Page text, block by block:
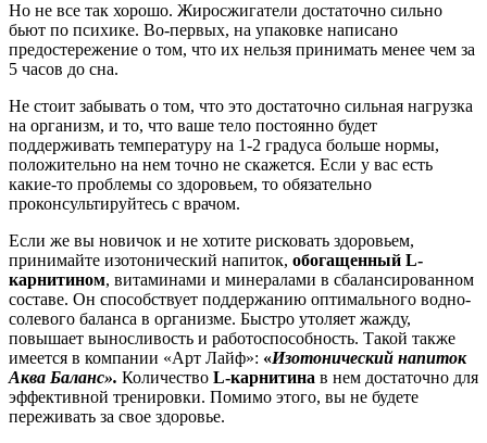
Но не все так хорошо. Жиросжигатели достаточно сильно
бьют по психике. Во-первых, на упаковке написано
предостережение о том, что их нельзя принимать менее чем за
5 часов до сна.
Не стоит забывать о том, что это достаточно сильная нагрузка
на организм, и то, что ваше тело постоянно будет
поддерживать температуру на 1-2 градуса больше нормы,
положительно на нем точно не скажется. Если у вас есть
какие-то проблемы со здоровьем, то обязательно
проконсультируйтесь с врачом.
Если же вы новичок и не хотите рисковать здоровьем,
принимайте изотонический напиток, обогащенный L-
карнитином, витаминами и минералами в сбалансированном
составе. Он способствует поддержанию оптимального водно-
солевого баланса в организме. Быстро утоляет жажду,
повышает выносливость и работоспособность. Такой также
имеется в компании «Арт Лайф»: «Изотонический напиток
Аква Баланс». Количество L-карнитина в нем достаточно для
эффективной тренировки. Помимо этого, вы не будете
переживать за свое здоровье.